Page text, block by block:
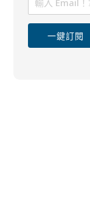
一鍵訂閱